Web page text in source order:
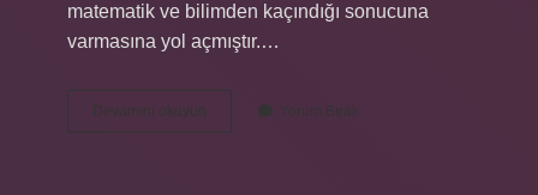
matematik ve bilimden kaçındığı sonucuna
varmasına yol açmıştır.…
Devamını okuyun
Ne
Yorum Bırak